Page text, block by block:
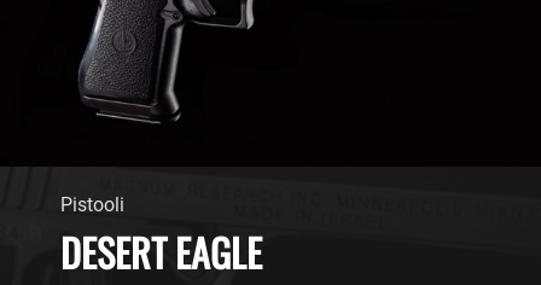
Pistooli
DESERT EAGLE